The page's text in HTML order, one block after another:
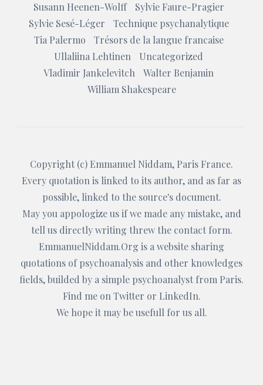
Susann Heenen-Wolff
Sylvie Faure-Pragier
Sylvie Sesé-Léger
Technique psychanalytique
Tia Palermo
Trésors de la langue francaise
Ullaliina Lehtinen
Uncategorized
Vladimir Jankelevitch
Walter Benjamin
William Shakespeare
Copyright (c) Emmanuel Niddam, Paris France.
Every quotation is linked to its author, and as far as
possible, linked to the source's document.
May you appologize us if we made any mistake, and
tell us directly writing threw the contact form.
EmmanuelNiddam.Org is a website sharing
quotations of psychoanalysis and other knowledges
fields, builded by a simple psychoanalyst from Paris.
Find me on Twitter or LinkedIn.
We hope it may be usefull for us all.